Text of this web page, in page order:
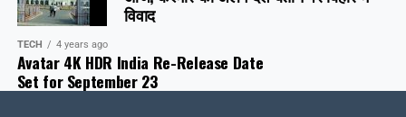
विवाद
TECH 4 years ago
Avatar 4K HDR India Re-Release Date
Set for September 23